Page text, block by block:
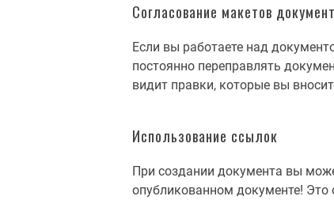
Согласование макетов
Если вы работаете над
постоянно переправлять
видит правки, которые вы
Использование ссылок
При создании документа вы
опубликованном документе! Это